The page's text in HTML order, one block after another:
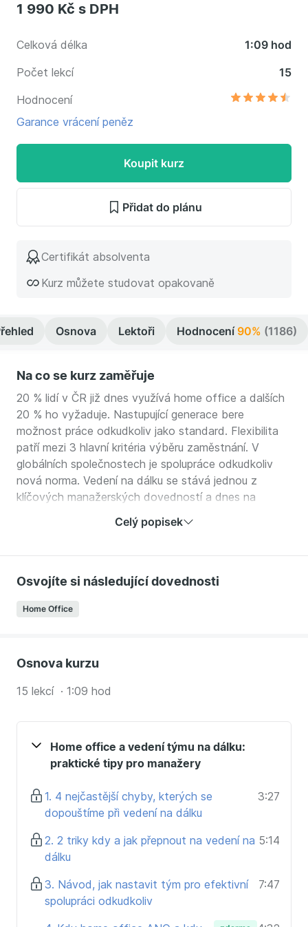
1 990 Kč s DPH
Celková délka
1:09 hod
Počet lekcí
15
Hodnocení
Garance vrácení peněz
Koupit kurz
Přidat do plánu
Certifikát absolventa
Kurz můžete studovat opakovaně
Osnova Lektoři Hodnocení 90% (1186)
Na co se kurz zaměřuje
20 % lidí v ČR již dnes využívá home office a dalších
20 % ho vyžaduje. Nastupující generace bere
možnost práce odkudkoliv jako standard. Flexibilita
patří mezi 3 hlavní kritéria výběru zaměstnání. V
globálních společnostech je spolupráce odkudkoliv
nová norma. Vedení na dálku se stává jednou z
klíčových manažerských dovedností a dnes na
českém trhu chybí a je vysoce ceněná. Není na co
čekat. Získejte praktické návody, které vám pomohou
V kurzu se naučíte:
Jak nastavit týmový mindset pro spolupráci v
Jak komunikovat a minimalizovat konflikty a
nedorozumění při spolupráci na dálku.
vazbu při řízení výkonu a spolupráce při home office a
vzdálené spolupráci.
práci.
Manažery a vedoucí týmů, kde funguje home
stoprocentně remote týmů, tedy mezinárodních,
distribuovaných, atd…
Pro manažery, kteří chtějí vytvářet prostředí
Celý popisek
Osvojíte si následující dovednosti
Home Office
Osnova kurzu
15 lekcí · 1:09 hod
Home office a vedení týmu na dálku:
praktické tipy pro manažery
1. 4 nejčastější chyby, kterých se
dopouštíme při vedení na dálku
3:27
2. 2 triky kdy a jak přepnout na vedení na
dálku
5:14
3. Návod, jak nastavit tým pro efektivní
spolupráci odkudkoliv
7:47